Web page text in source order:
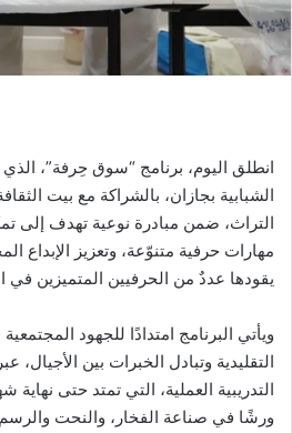
انطلق اليوم، برنامج “سوق حِرفة”، الذي
الشبابية بجازان، بالشراكة مع بيت
التراث، ضمن مبادرة نوعية تهدف إلى
مهارات حرفية متنوّعة، وتعزيز الإبداع
يقودها عددٌ من الحرفيين المتميزين في
ويأتي البرنامج امتدادًا للجهود
التقليدية وتبادل الخبرات بين
التدريبية العملية، التي تمتد حتى
ورشًا في صناعة الفخار، والنحت